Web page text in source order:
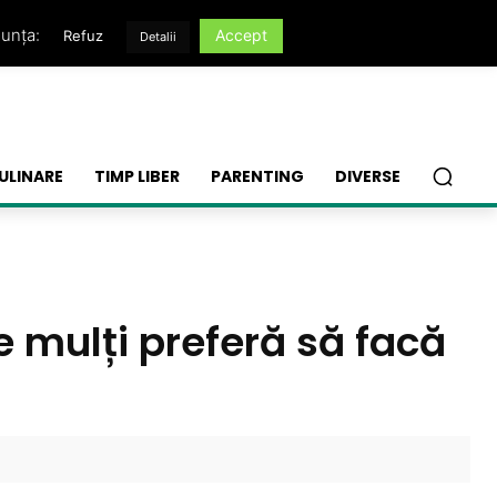
TIMP LIBER PARENTING DIVERSE
mulți preferă să facă
Refuz Detalii Accept